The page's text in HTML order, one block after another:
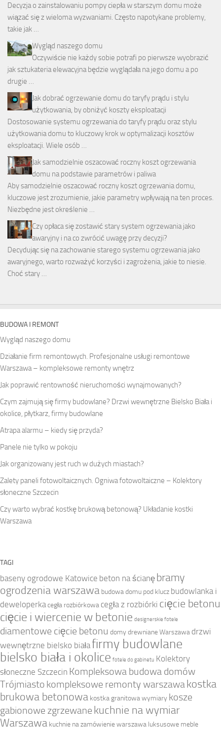
Decyzja o zainstalowaniu pompy ciepła w starszym domu może
wiązać się z wieloma wyzwaniami. Często napotykane problemy,
takie jak …
Wygląd naszego domu
Oczywiście nie każdy sobie potrafi po pierwsze wyobrazić
jak sztukateria elewacyjna będzie wyglądała na jego domu a po
drugie …
Jak dobrać ogrzewanie domu do taryfy prądu i stylu
użytkowania, by obniżyć koszty eksploatacji
Dostosowanie systemu ogrzewania do taryfy prądu oraz stylu
użytkowania domu to kluczowy krok w optymalizacji kosztów
eksploatacji. Wiele osób …
Jak samodzielnie oszacować roczny koszt ogrzewania
domu na podstawie parametrów i paliwa
Aby samodzielnie oszacować roczny koszt ogrzewania domu,
kluczowe jest zrozumienie, jakie parametry wpływają na ten proces.
Niezbędne jest określenie …
Czy opłaca się zostawić stary system ogrzewania jako
awaryjny i na co zwrócić uwagę przy decyzji?
Decydując się na zachowanie starego systemu ogrzewania jako
awaryjnego, warto rozważyć korzyści i zagrożenia, jakie to niesie.
Choć stary …
BUDOWA I REMONT
Wygląd naszego domu
Działanie firm remontowych. Profesjonalne usługi remontowe
Warszawa – kompleksowe remonty wnętrz
Jak poprawić rentowność nieruchomości wynajmowanych?
Czym zajmują się firmy budowlane? Drzwi wewnętrzne Bielsko Biała i
okolice, płytkarz, firmy budowlane
Atrapa alarmu – kiedy się przyda?
Panele nie tylko w pokoju
Jak organizowany jest ruch w dużych miastach?
Zalety paneli fotowoltaicznych. Ogniwa fotowoltaiczne – Kolektory
słoneczne Szczecin
Czy warto wybrać kostkę brukową betonową? Układanie kostki
Warszawa
TAGI
baseny ogrodowe Katowice beton na ścianę bramy
ogrodzenia warszawa budowa domu pod klucz budowlanka i
deweloperkacegła rozbiórkowa cegła z rozbiórki cięcie betonu
cięcie i wiercenie w betonie designerskie fotele
diamentowe cięcie betonu domy drewniane Warszawa drzwi
wewnętrzne bielsko białafirmy budowlane
bielsko biała i okolice fotele do gabinetu Kolektory
słoneczne Szczecin Kompleksowa budowa domów
Trójmiasto kompleksowe remonty warszawa kostka
brukowa betonowa kostka granitowa wymiary kosze
gabionowe zgrzewane kuchnie na wymiar
Warszawa kuchnie na zamówienie warszawa luksusowe meble